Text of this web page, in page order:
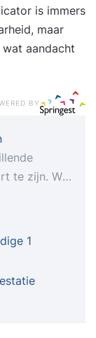
is immers
maar
aandacht
BY
te zijn. We
gebruiken
te
te
topsporter
kennis van
1